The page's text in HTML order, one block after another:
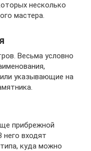
несколько
мастера.
Весьма условно
указывающие на
прибрежной
входят
куда можно